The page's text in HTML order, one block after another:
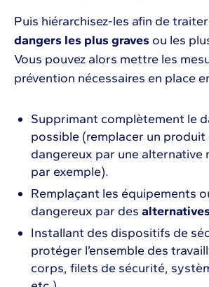
Puis hiérarchisez-les afin de
dangers les plus graves ou les
Vous pouvez alors mettre les
prévention nécessaires en place
Supprimant complètement le
possible (remplacer un produit
dangereux par une alternative
par exemple).
Remplaçant les équipements
dangereux par des
Installant des dispositifs de
protéger l’ensemble des
corps, filets de sécurité,